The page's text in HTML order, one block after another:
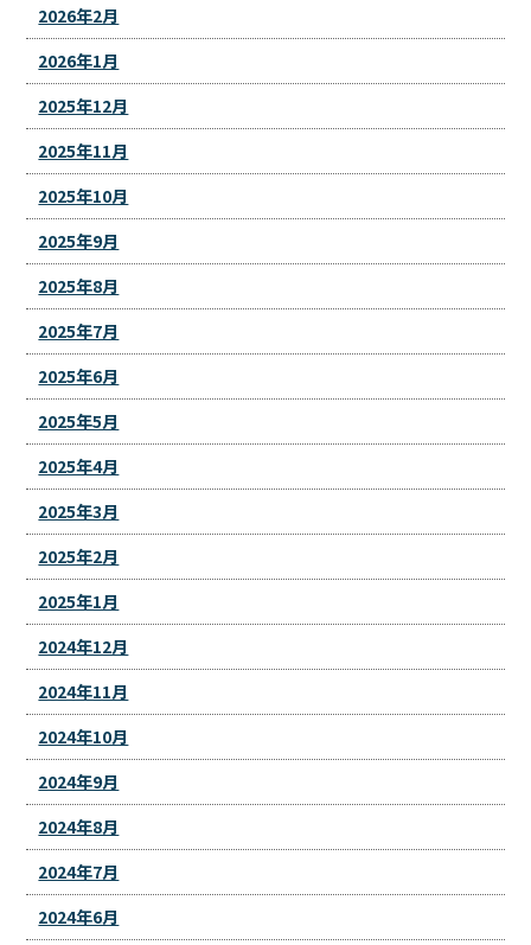
2026年2月
2026年1月
2025年12月
2025年11月
2025年10月
2025年9月
2025年8月
2025年7月
2025年6月
2025年5月
2025年4月
2025年3月
2025年2月
2025年1月
2024年12月
2024年11月
2024年10月
2024年9月
2024年8月
2024年7月
2024年6月